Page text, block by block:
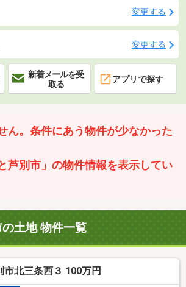
変更する
変更する
新着メールを受
取る
アプリで探す
ん。条件にあう物件が少なかった
芦別市」の物件情報を表示してい
土地 物件一覧
市北三条西３ 100万円